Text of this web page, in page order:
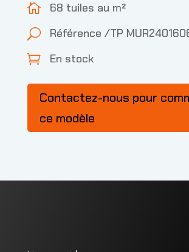
 68 tuiles au m²
U Référence /TP
 En stock
Contactez-nous pour
ce modèle